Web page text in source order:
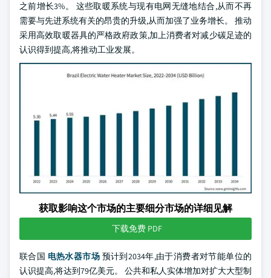
之前增长3%。 这些取暖系统与现有电网无缝地结合,从而不再
需要与先进系统有关的昂贵的升级,从而加强了业务增长。 推动
采用高效取暖器具的严格政府政策,加上消费者对减少碳足迹的
认识得到提高,将推动工业发展。
获取影响这个市场的主要细分市场的详细见解
下载免费 PDF
联合国 电热水器市场 预计到2034年,由于消费者对节能单位的
认识提高,将达到79亿美元。 公共和私人实体增加对扩大大型制